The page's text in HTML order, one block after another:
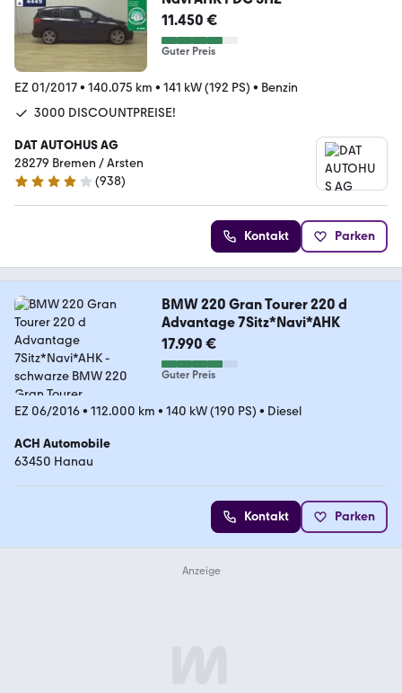
11.450 €
Guter Preis
EZ 01/2017• 140.075 km • 141 kW (192 PS) • Benzin
3000 DISCOUNTPREISE!
DAT AUTOHUS AG
28279 Bremen / Arsten
4.2 Sterne
(938)
Kontakt Parken
BMW 220 Gran Tourer 220 d
Advantage 7Sitz*Navi*AHK
17.990 €
Guter Preis
EZ 06/2016• 112.000 km • 140 kW (190 PS) • Diesel
ACH Automobile
63450 Hanau
Kontakt Parken